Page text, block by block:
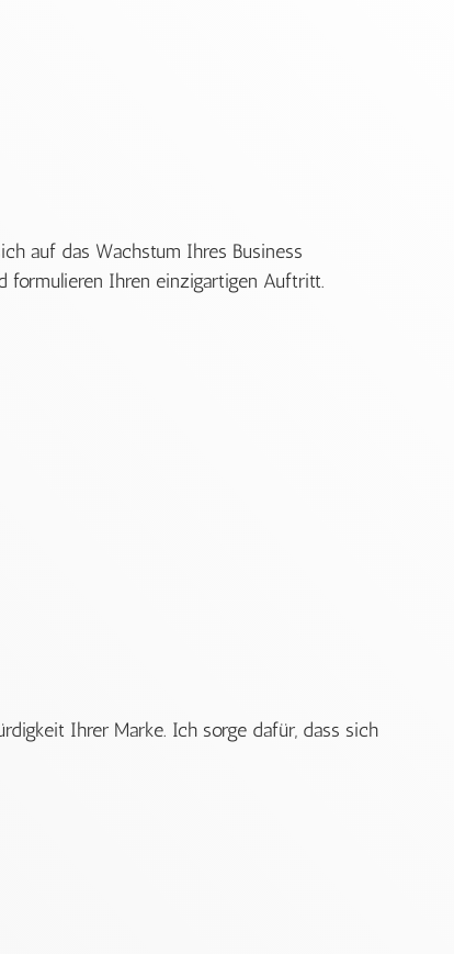
auf das Wachstum Ihres Business
formulieren Ihren einzigartigen Auftritt.
Ihrer Marke. Ich sorge dafür, dass sich